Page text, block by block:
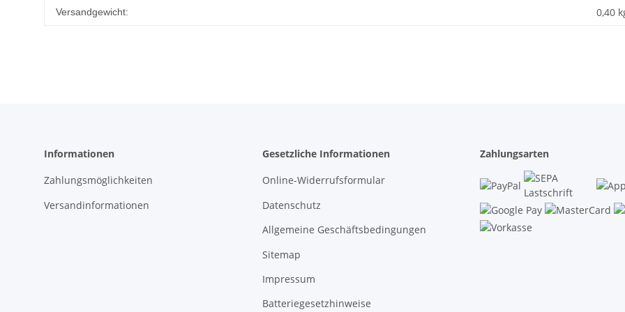
Produkteigenschaft
Wert
Versandgewicht: 0,40
Informationen
Zahlungsmöglichkeiten
Versandinformationen
Gesetzliche Informationen
Online-Widerrufsformular
Datenschutz
Allgemeine Geschäftsbedingungen
Sitemap
Impressum
Batteriegesetzhinweise
Zahlungsarten